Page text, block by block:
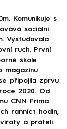
Komunikuje s
sociální
Vystudovala
ruch. První
škole
magazínu
připojila zprvu
2020. Od
CNN Prima
ranních hodin,
a přáteli.